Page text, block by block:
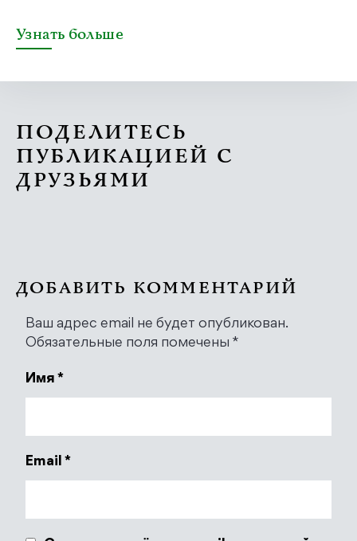
Узнать больше
ПОДЕЛИТЕСЬ
ПУБЛИКАЦИЕЙ С
ДРУЗЬЯМИ
ДОБАВИТЬ КОММЕНТАРИЙ
Ваш адрес email не будет опубликован.
Обязательные поля помечены *
Имя *
Email *